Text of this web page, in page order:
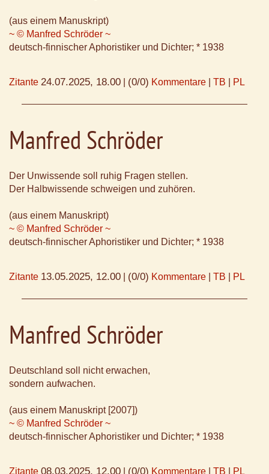
(aus einem Manuskript)
~ © Manfred Schröder ~
deutsch-finnischer Aphoristiker und Dichter; * 1938
Zitante 24.07.2025, 18.00 (0/0) Kommentare TB PL
Manfred Schröder
Der Unwissende soll ruhig Fragen stellen.
Der Halbwissende schweigen und zuhören.
(aus einem Manuskript)
~ © Manfred Schröder ~
deutsch-finnischer Aphoristiker und Dichter; * 1938
Zitante 13.05.2025, 12.00 (0/0) Kommentare TB PL
Manfred Schröder
Deutschland soll nicht erwachen,
sondern aufwachen.
(aus einem Manuskript [2007])
~ © Manfred Schröder ~
deutsch-finnischer Aphoristiker und Dichter; * 1938
Zitante 08.03.2025, 12.00 (0/0) Kommentare TB PL